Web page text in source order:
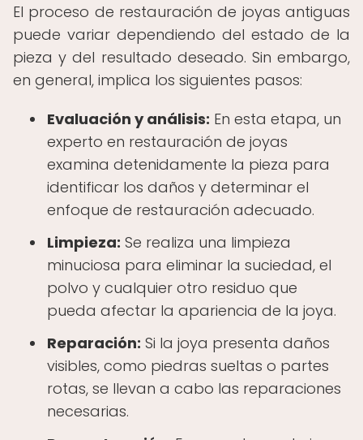
El proceso de restauración de joyas antiguas
puede variar dependiendo del estado de la
pieza y del resultado deseado. Sin embargo,
en general, implica los siguientes pasos:
Evaluación y análisis: En esta etapa, un
experto en restauración de joyas
examina detenidamente la pieza para
identificar los daños y determinar el
enfoque de restauración adecuado.
Limpieza: Se realiza una limpieza
minuciosa para eliminar la suciedad, el
polvo y cualquier otro residuo que
pueda afectar la apariencia de la joya.
Reparación: Si la joya presenta daños
visibles, como piedras sueltas o partes
rotas, se llevan a cabo las reparaciones
necesarias.